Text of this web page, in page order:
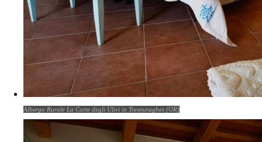
Albergo Rurale La Corte degli Ulivi in Tresnuraghes (OR)